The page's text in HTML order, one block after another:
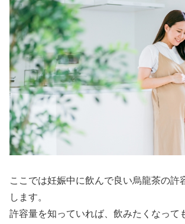
ここでは妊娠中に飲んで良い烏龍茶の許
します。
許容量を知っていれば、飲みたくなって